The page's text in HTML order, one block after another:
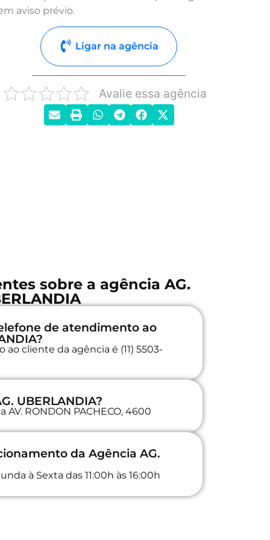
aviso prévio.
Ligar na agência
Avalie essa agência
sobre a agência AG.
de atendimento ao
cliente da agência é (11) 5503-
UBERLANDIA?
AV. RONDON PACHECO, 4600
da Agência AG.
à Sexta das 11:00h às 16:00h